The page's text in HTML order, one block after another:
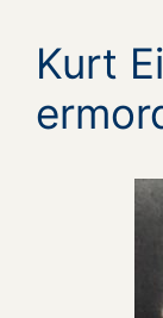
Kurt